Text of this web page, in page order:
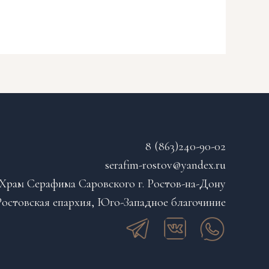
8 (863)240-90-02
serafim-rostov@yandex.ru
Серафима Саровского г. Ростов-на-Дону
епархия, Юго-Западное благочиние